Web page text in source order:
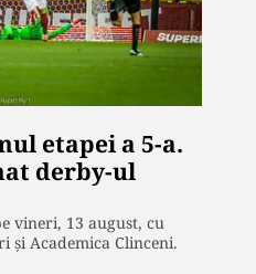
etapei a 5-a.
derby-ul
vineri, 13 august, cu
și Academica Clinceni.